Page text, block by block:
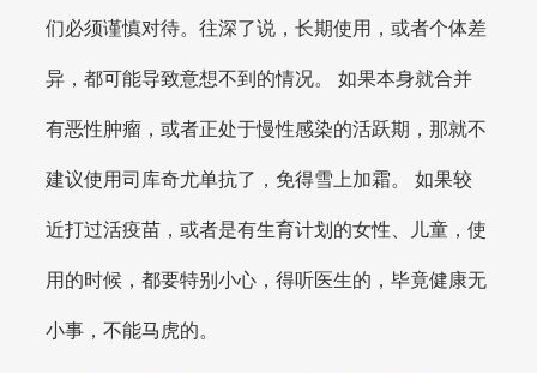
们必须谨慎对待。往深了说，长期使用，或者个体差
异，都可能导致意想不到的情况。 如果本身就合并
有恶性肿瘤，或者正处于慢性感染的活跃期，那就不
建议使用司库奇尤单抗了，免得雪上加霜。 如果较
近打过活疫苗，或者是有生育计划的女性、儿童，使
用的时候，都要特别小心，得听医生的，毕竟健康无
小事，不能马虎的。